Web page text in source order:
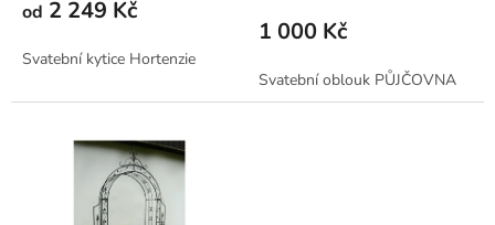
od 2 249 Kč
Svatební kytice Hortenzie
1 000 Kč
Svatební oblouk PŮJČOVNA